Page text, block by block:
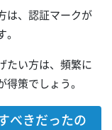
は、認証マークが
たい方は、頻繁に
策でしょう。
べきだったの